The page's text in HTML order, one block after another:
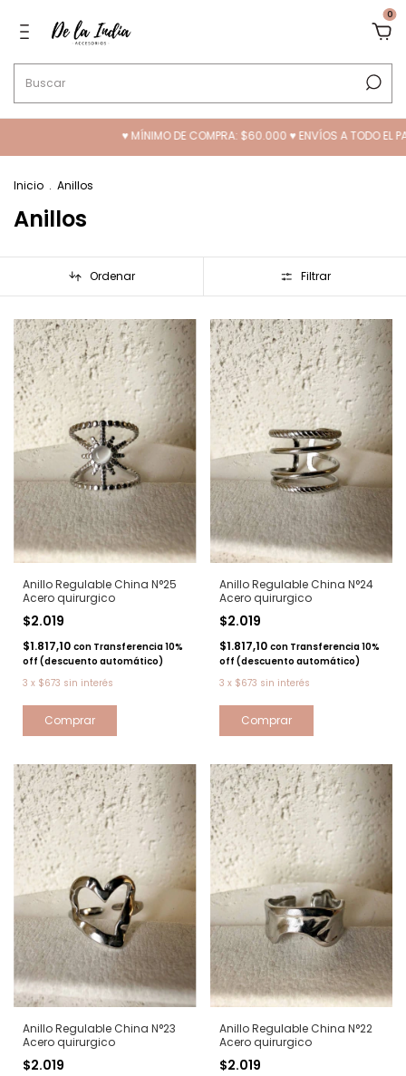
0
DE COMPRA: $60.000 ♥ ENVÍOS A TODO EL PAÍS ❤️ 10% OFF
Inicio . Anillos
Anillos
Ordenar Filtrar
Anillo Regulable China N°25
Acero quirurgico
$2.019
$1.817,10 con Transferencia 10%
off (descuento automático)
3 x $673 sin interés
Anillo Regulable China N°24
Acero quirurgico
$2.019
$1.817,10 con Transferencia 10%
off (descuento automático)
3 x $673 sin interés
Anillo Regulable China N°23
Acero quirurgico
$2.019
Anillo Regulable China N°22
Acero quirurgico
$2.019